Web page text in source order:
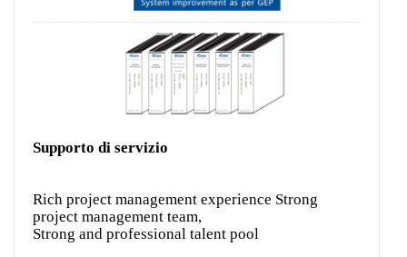
Supporto di servizio
Rich project management experience Strong
project management team,
Strong and professional talent pool